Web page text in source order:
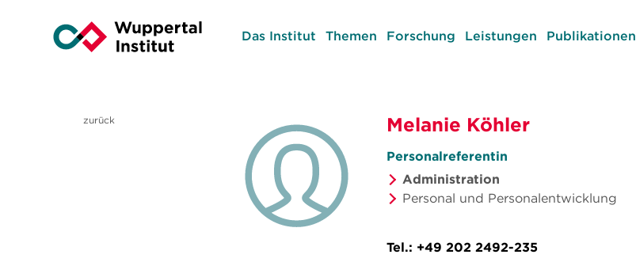
Das Institut Themen Forschung Leistungen Publikationen
zurück Melanie Köhler
Personalreferentin
Administration
Personal und Personalentwicklung
Tel.: +49 202 2492-235